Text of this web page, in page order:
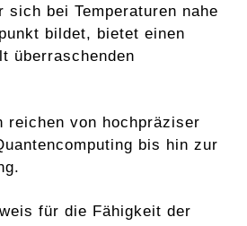
sich bei Temperaturen nahe
bildet, bietet einen
überraschenden
reichen von hochpräziser
bis hin zur
für die Fähigkeit der